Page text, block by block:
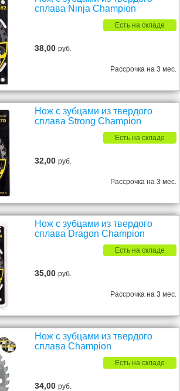
сплава Ninja Champion
Есть на складе
38,00руб.
Рассрочка на 3 мес.
Нож с зубцами из твердого
сплава Strong Champion
Есть на складе
32,00руб.
Рассрочка на 3 мес.
Нож с зубцами из твердого
сплава Dragon Champion
Есть на складе
35,00руб.
Рассрочка на 3 мес.
Нож с зубцами из твердого
сплава Champion
Есть на складе
34,00руб.